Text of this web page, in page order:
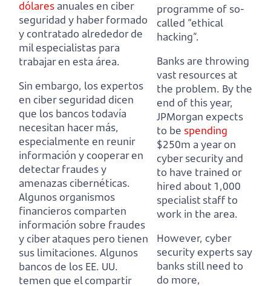
dólares anuales en ciber
seguridad y haber formado
y contratado alrededor de
mil especialistas para
trabajar en esta área.
Sin embargo, los expertos
en ciber seguridad dicen
que los bancos todavía
necesitan hacer más,
especialmente en reunir
información y cooperar en
detectar fraudes y
amenazas cibernéticas.
Algunos organismos
financieros comparten
información sobre fraudes
y ciber ataques pero tienen
sus limitaciones. Algunos
bancos de los EE. UU.
temen que el compartir
programme of so-
called “ethical
hacking”.
Banks are throwing
vast resources at
the problem. By the
end of this year,
JPMorgan expects
to be spending
$250m a year on
cyber security and
to have trained or
hired about 1,000
specialist staff to
work in the area.
However, cyber
security experts say
banks still need to
do more,